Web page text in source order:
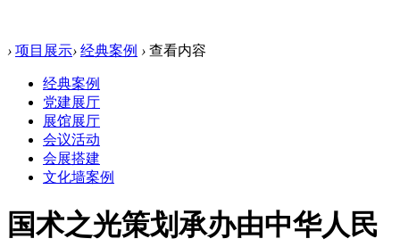
› 项目展示› 经典案例 › 查看内容
经典案例
党建展厅
展馆展厅
会议活动
会展搭建
文化墙案例
国术之光策划承办由中华人民